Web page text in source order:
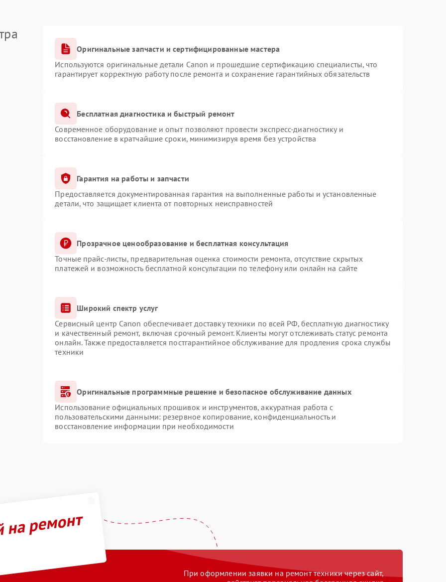
Оригинальные запчасти и сертифицированные мастера
Используются оригинальные детали Canon и прошедшие сертификацию специалисты, что
гарантирует корректную работу после ремонта и сохранение гарантийных обязательств
Бесплатная диагностика и быстрый ремонт
Современное оборудование и опыт позволяют провести экспресс-диагностику и
восстановление в кратчайшие сроки, минимизируя время без устройства
Гарантия на работы и запчасти
Предоставляется документированная гарантия на выполненные работы и установленные
детали, что защищает клиента от повторных неисправностей
Прозрачное ценообразование и бесплатная консультация
Точные прайс-листы, предварительная оценка стоимости ремонта, отсутствие скрытых
платежей и возможность бесплатной консультации по телефону или онлайн на сайте
Широкий спектр услуг
Сервисный центр Canon обеспечивает доставку техники по всей РФ, бесплатную диагностику
и качественный ремонт, включая срочный ремонт. Клиенты могут отслеживать статус ремонта
онлайн. Также предоставляется постгарантийное обслуживание для продления срока службы
техники
Оригинальные программные решение и безопасное обслуживание данных
Использование официальных прошивок и инструментов, аккуратная работа с
пользовательскими данными: резервное копирование, конфиденциальность и
восстановление информации при необходимости
ремонт
При оформлении заявки на ремонт техники через сайт,